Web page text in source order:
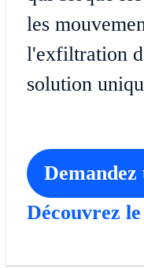
les
l'exfiltration
solution
Découvrez